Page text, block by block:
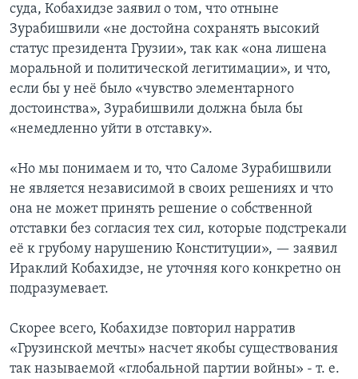
суда, Кобахидзе заявил о том, что отныне
Зурабишвили «не достойна сохранять высокий
статус президента Грузии», так как «она лишена
моральной и политической легитимации», и что,
если бы у неё было «чувство элементарного
достоинства», Зурабишвили должна была бы
«немедленно уйти в отставку».
«Но мы понимаем и то, что Саломе Зурабишвили
не является независимой в своих решениях и что
она не может принять решение о собственной
отставки без согласия тех сил, которые подстрекали
её к грубому нарушению Конституции», — заявил
Ираклий Кобахидзе, не уточняя кого конкретно он
подразумевает.
Скорее всего, Кобахидзе повторил нарратив
«Грузинской мечты» насчет якобы существования
так называемой «глобальной партии войны» - т. е.